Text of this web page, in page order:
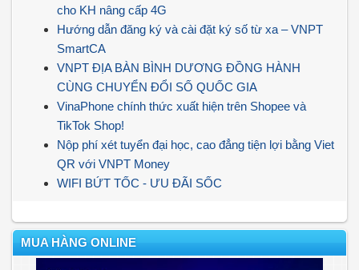
cho KH nâng cấp 4G
Hướng dẫn đăng ký và cài đặt ký số từ xa – VNPT
SmartCA
VNPT ĐỊA BÀN BÌNH DƯƠNG ĐỒNG HÀNH
CÙNG CHUYỂN ĐỔI SỐ QUỐC GIA
VinaPhone chính thức xuất hiện trên Shopee và
TikTok Shop!
Nộp phí xét tuyển đại học, cao đẳng tiện lợi bằng Viet
QR với VNPT Money
WIFI BỨT TỐC - ƯU ĐÃI SỐC
MUA HÀNG ONLINE